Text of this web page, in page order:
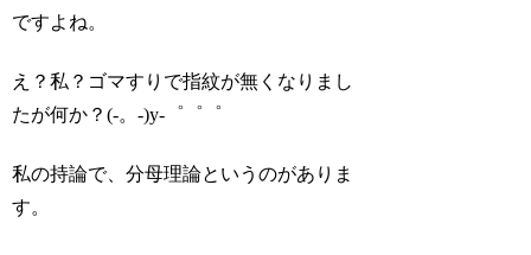
ですよね。
え？私？ゴマすりで指紋が無くなりまし
たが何か？(-。-)y-゜゜゜
私の持論で、分母理論というのがありま
す。